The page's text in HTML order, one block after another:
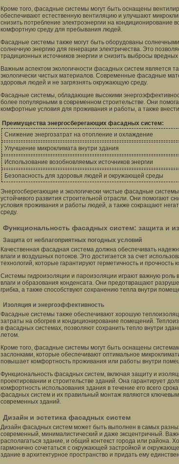
Кроме того, фасадные системы могут быть оснащены
обеспечивают естественную вентиляцию и улучшают
снизить потребление электроэнергии на кондиционирование
комфортную среду для пребывания людей.
Фасадные системы также могут быть оборудованы
солнечную энергию для генерации электричества. Это
традиционных источников энергии и снизить выбросы
Важным аспектом экологичности фасадных систем является
экологически чистых материалов. Современные фасадные
здоровья людей и не загрязнять окружающую среду.
Фасадные системы, обладающие высокими
более популярными в современном строительстве. Они
комфортные условия для проживания и работы, а также
Преимущества энергосберегающих фасадных систем:
Снижение энергозатрат на отопление и охлаждение
Улучшение микроклимата внутри здания
Использование возобновляемых источников энергии
Безопасность для здоровья людей и окружающей среды
Энергосберегающие и экологически чистые фасадные
устойчивого развития строительной отрасли. Они помогают
условия проживания и работы людей, а также сокращают
среду.
Функциональность фасадных систем: защита и
Защита от неблагоприятных погодных условий
Качественная фасадная система должна обеспечивать
влаги и воздушных потоков. Это достигается за счет
технологий, которые гарантируют герметичность и прочность
Системы гидроизоляции и пароизоляции играют важную роль
влаги и образования конденсата. Они предотвращают
грибка, а также способствуют сохранению тепла внутри
Изоляция и энергоэффективность
Фасадные системы также обеспечивают хорошую
затраты на обогрев и кондиционирование помещений.
в фасадных системах, позволяют сохранить тепло внутри
летом.
Кроме того, фасадные системы могут быть оснащены
заслонками, которые обеспечивают оптимальное
повышает комфортность проживания или работы внутри
Функциональность фасадных систем, включая защиту и
проектировании и строительстве зданий. Она гарантирует
комфортность использования здания в течение его всего
фасадных систем и их правильный монтаж являются
современных зданий.
Дизайн и эстетика фасадных систем
Дизайн фасадных систем может быть выполнен в самых
современный, минималистический и даже эксцентричный.
располагаться здание, и общий контекст города или района.
гармонично сочетаться с окружающей застройкой и
здание в архитектурное пространство и придать ему